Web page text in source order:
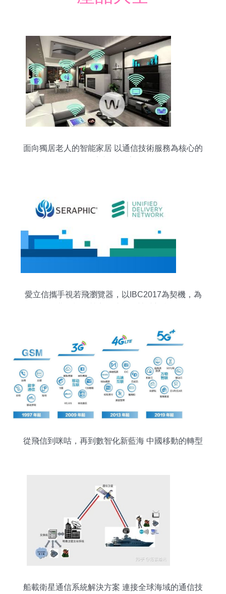
面向獨居老人的智能家居 以通信技術服務為核心的
愛立信攜手視若飛瀏覽器，以IBC2017為契機，為
從飛信到咪咕，再到數智化新藍海 中國移動的轉型
船載衛星通信系統解決方案 連接全球海域的通信技